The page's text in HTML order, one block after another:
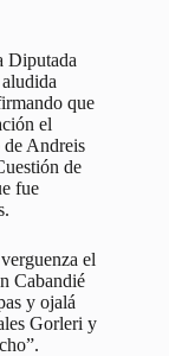
Diputada
que
el
Andreis
de
fue
el
Cabandié
y ojalá
Gorleri y